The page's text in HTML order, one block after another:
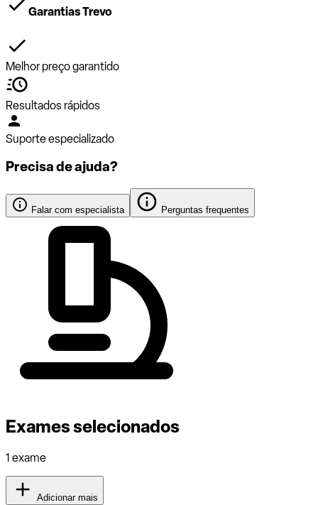
Garantias Trevo
Melhor preço garantido
Resultados rápidos
Suporte especializado
Precisa de ajuda?
Falar com especialista Perguntas frequentes
Exames selecionados
1 exame
Adicionar mais